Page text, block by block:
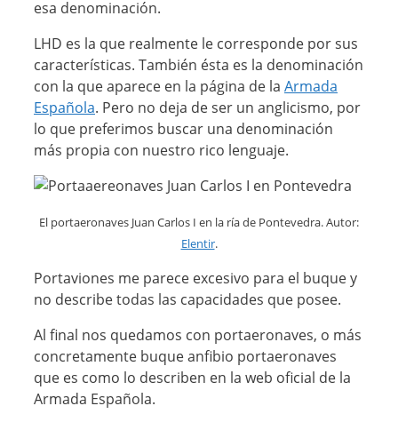
esa denominación.
LHD es la que realmente le corresponde por sus
características. También ésta es la denominación
con la que aparece en la página de la Armada
Española. Pero no deja de ser un anglicismo, por
lo que preferimos buscar una denominación
más propia con nuestro rico lenguaje.
El portaeronaves Juan Carlos I en la ría de Pontevedra. Autor:
Elentir.
Portaviones me parece excesivo para el buque y
no describe todas las capacidades que posee.
Al final nos quedamos con portaeronaves, o más
concretamente buque anfibio portaeronaves
que es como lo describen en la web oficial de la
Armada Española.